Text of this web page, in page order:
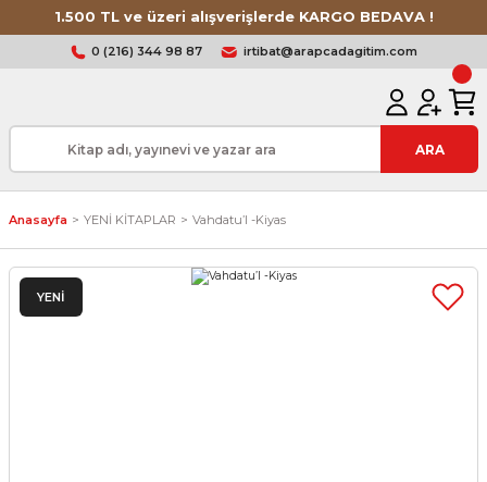
1.500 TL ve üzeri alışverişlerde KARGO BEDAVA !
0 (216) 344 98 87 irtibat@arapcadagitim.com
ARA
Anasayfa YENİ KİTAPLAR Vahdatu’l -Kiyas
YENİ